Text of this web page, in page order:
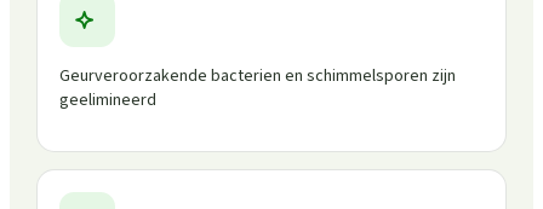
Geurveroorzakende bacterien en schimmelsporen zijn
geelimineerd